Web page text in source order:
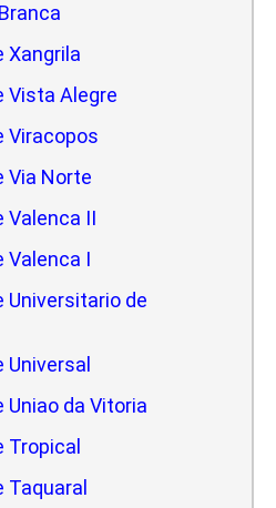
Xangrila
Vista Alegre
Viracopos
Via Norte
Valenca II
Valenca I
Universitario de
Universal
Uniao da Vitoria
Tropical
Taquaral